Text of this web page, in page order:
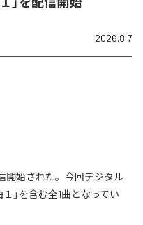
2026.8.7
開始された。今回デジタル
」を含む全1曲となってい